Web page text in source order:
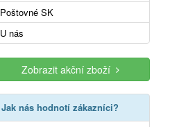
Poštovné SK
U nás
Zobrazit akční zboží
Jak nás hodnotí zákazníci?